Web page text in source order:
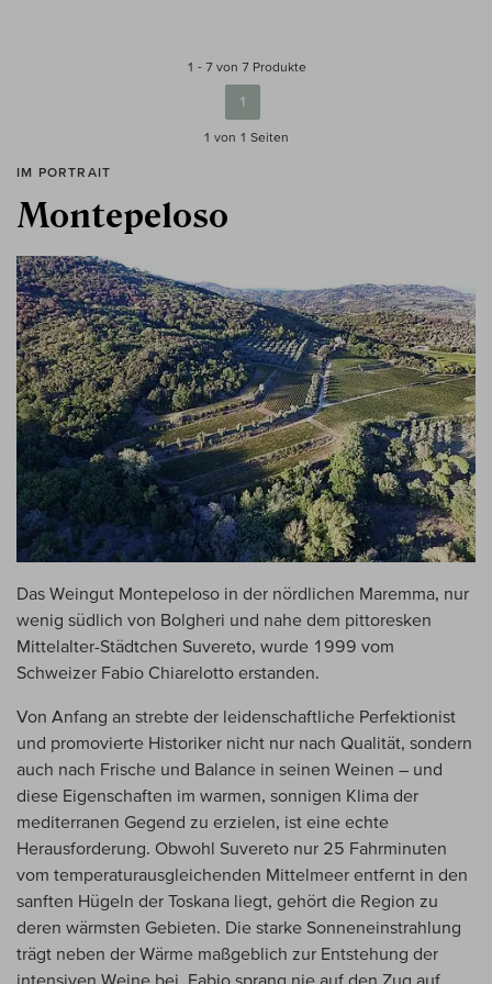
1 - 7 von 7 Produkte
1
1 von 1 Seiten
IM PORTRAIT
Montepeloso
Das Weingut Montepeloso in der nördlichen Maremma, nur
wenig südlich von Bolgheri und nahe dem pittoresken
Mittelalter-Städtchen Suvereto, wurde 1999 vom
Schweizer Fabio Chiarelotto erstanden.
Von Anfang an strebte der leidenschaftliche Perfektionist
und promovierte Historiker nicht nur nach Qualität, sondern
auch nach Frische und Balance in seinen Weinen – und
diese Eigenschaften im warmen, sonnigen Klima der
mediterranen Gegend zu erzielen, ist eine echte
Herausforderung. Obwohl Suvereto nur 25 Fahrminuten
vom temperaturausgleichenden Mittelmeer entfernt in den
sanften Hügeln der Toskana liegt, gehört die Region zu
deren wärmsten Gebieten. Die starke Sonneneinstrahlung
trägt neben der Wärme maßgeblich zur Entstehung der
intensiven Weine bei. Fabio sprang nie auf den Zug auf,